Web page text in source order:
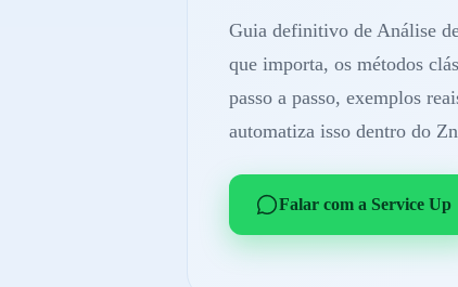
Guia definitivo de Análise
que importa, os métodos
passo a passo, exemplos
automatiza isso dentro do
Falar com a Service Up